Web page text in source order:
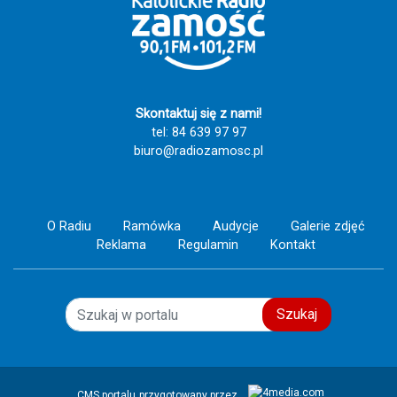
rok w Tereszpolu Szczęść Boże i Ave
Maryja!!!!! 🕊️ 🤱 ❤️‍🔥 🙏
Skontaktuj się z nami!
tel: 84 639 97 97
biuro@radiozamosc.pl
O Radiu Ramówka Audycje
Galerie zdjęć
Reklama
Regulamin Kontakt
Szukaj